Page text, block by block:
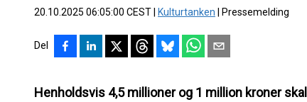
20.10.2025 06:05:00 CEST Kulturtanken Pressemelding
Del
Henholdsvis 4,5 millioner og 1 million kroner